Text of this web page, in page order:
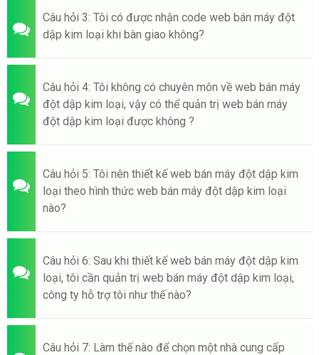
Câu hỏi 3: Tôi có được nhận code web bán máy đột
dập kim loại khi bàn giao không?
Câu hỏi 4: Tôi không có chuyên môn về web bán máy
đột dập kim loại, vậy có thể quản trị web bán máy
đột dập kim loại được không ?
Câu hỏi 5: Tôi nên thiết kế web bán máy đột dập kim
loại theo hình thức web bán máy đột dập kim loại
nào?
Câu hỏi 6: Sau khi thiết kế web bán máy đột dập kim
loại, tôi cần quản trị web bán máy đột dập kim loại,
công ty hỗ trợ tôi như thế nào?
Câu hỏi 7: Làm thế nào để chọn một nhà cung cấp